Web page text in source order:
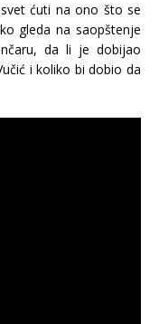
ćuti na ono što se
gleda na saopštenje
da li je dobijao
i koliko bi dobio da